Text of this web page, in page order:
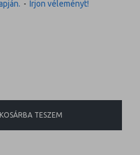
- Írjon véleményt!
KOSÁRBA TESZEM